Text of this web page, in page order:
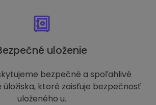
uloženie
bezpečné a spoľahlivé
úložiska, ktoré zaisťuje bezpečnosť
uloženého u.